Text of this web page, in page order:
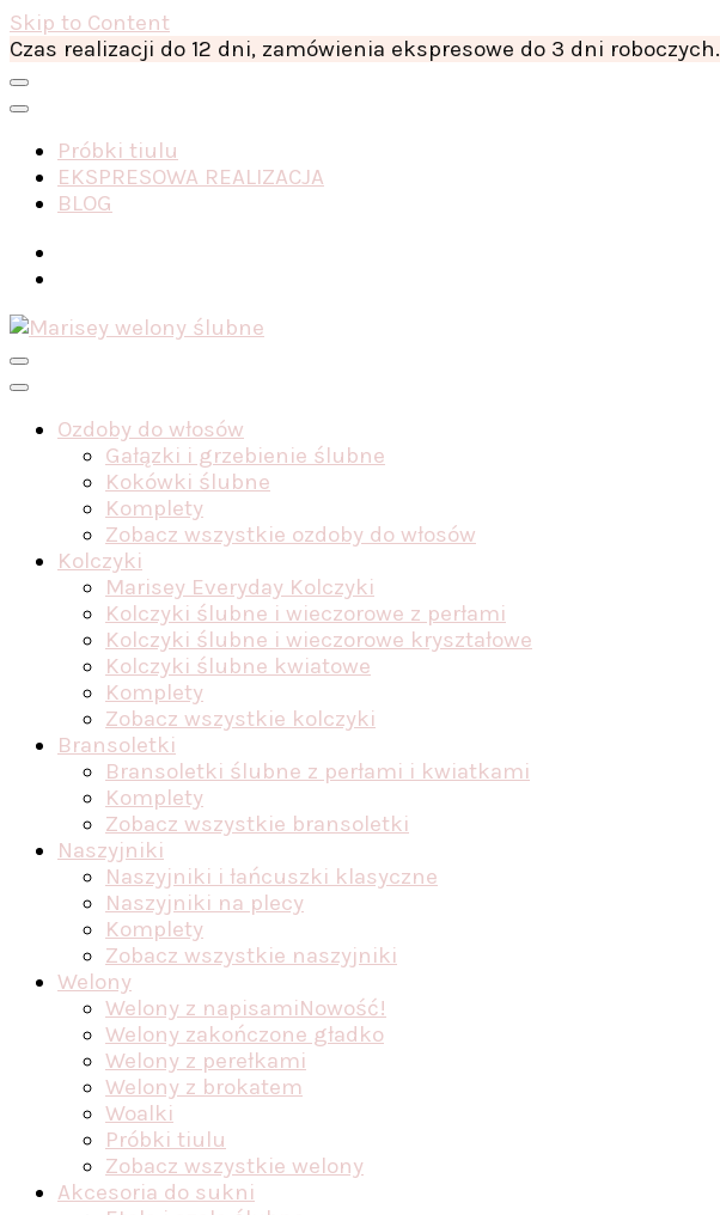
Skip to Content
Czas realizacji do 12 dni, zamówienia ekspresowe do 3 dni roboczych.
Próbki tiulu
EKSPRESOWA REALIZACJA
BLOG
Ozdoby do włosów
Gałązki i grzebienie ślubne
Kokówki ślubne
Komplety
Zobacz wszystkie ozdoby do włosów
Kolczyki
Marisey Everyday Kolczyki
Kolczyki ślubne i wieczorowe z perłami
Kolczyki ślubne i wieczorowe kryształowe
Kolczyki ślubne kwiatowe
Komplety
Zobacz wszystkie kolczyki
Bransoletki
Bransoletki ślubne z perłami i kwiatkami
Komplety
Zobacz wszystkie bransoletki
Naszyjniki
Naszyjniki i łańcuszki klasyczne
Naszyjniki na plecy
Komplety
Zobacz wszystkie naszyjniki
Welony
Welony z napisamiNowość!
Welony zakończone gładko
Welony z perełkami
Welony z brokatem
Woalki
Próbki tiulu
Zobacz wszystkie welony
Akcesoria do sukni